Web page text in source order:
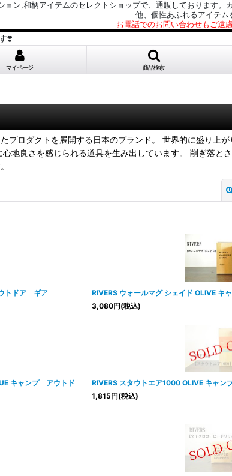
ン,和柄アイテムのセレクトショップで、通販しております
他、個性あふれるアイテム
お電話でのお問い合わせもご
❣️
マイページ 商品検索
プロダクトを展開する日本のブランド。 世界的に盛り
地良さを感じられる道具を生み出しています。 削ぎ落
絞り込
トドア ギア
RIVERS ウォールマグ シェイド OLIVE
3,080円(税込)
キャンプ アウトド
RIVERS スタウトエア1000 OLIVE キャ
1,815円(税込)